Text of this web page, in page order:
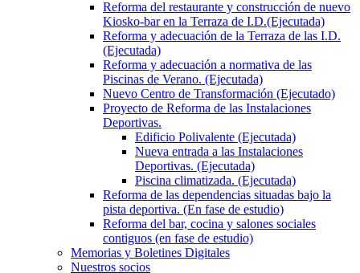
Reforma del restaurante y construcción de nuevo
Kiosko-bar en la Terraza de I.D.(Ejecutada)
Reforma y adecuación de la Terraza de las I.D.
(Ejecutada)
Reforma y adecuación a normativa de las
Piscinas de Verano. (Ejecutada)
Nuevo Centro de Transformación (Ejecutado)
Proyecto de Reforma de las Instalaciones
Deportivas.
Edificio Polivalente (Ejecutada)
Nueva entrada a las Instalaciones
Deportivas. (Ejecutada)
Piscina climatizada. (Ejecutada)
Reforma de las dependencias situadas bajo la
pista deportiva. (En fase de estudio)
Reforma del bar, cocina y salones sociales
contiguos (en fase de estudio)
Memorias y Boletines Digitales
Nuestros socios